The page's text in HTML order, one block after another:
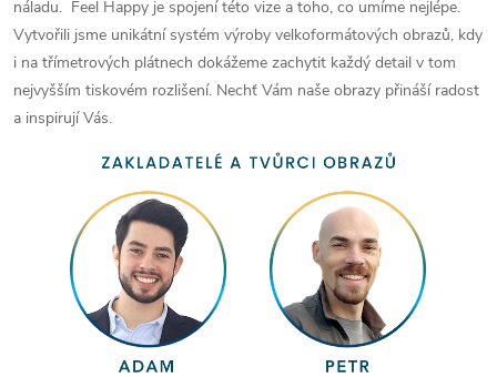
náladu. Feel Happy je spojení této vize a toho, co umíme nejlépe.
Vytvořili jsme unikátní systém výroby velkoformátových obrazů, kdy
i na třímetrových plátnech dokážeme zachytit každý detail v tom
nejvyšším tiskovém rozlišení. Nechť Vám naše obrazy přináší radost
a inspirují Vás.